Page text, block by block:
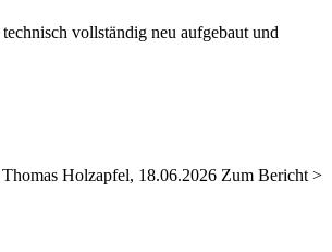
vollständig neu aufgebaut und
Holzapfel, 18.06.2026 Zum Bericht >